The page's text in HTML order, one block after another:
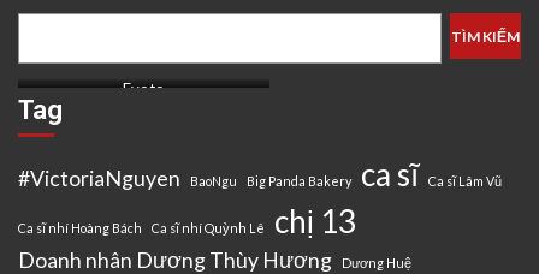
TÌM KIẾM
Evoto
Tag
#VictoriaNguyen BaoNgu Big Panda Bakery ca sĩ Ca sĩ Lâm Vũ
Ca sĩ nhí Hoàng Bách Ca sĩ nhí Quỳnh Lê chị 13
Doanh nhân Dương Thùy Hương
Dương Huệ